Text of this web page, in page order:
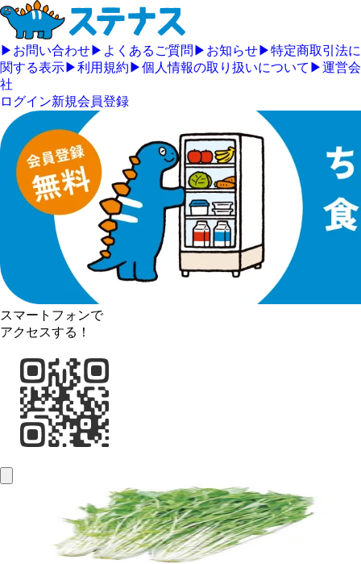
▶ お問い合わせ▶ よくあるご質問 ▶ お知らせ▶特定商取引法に
関する表示▶利用規約 ▶個人情報の取り扱いについて ▶運営会
社
ログイン新規会員登録
スマートフォンで
アクセスする！